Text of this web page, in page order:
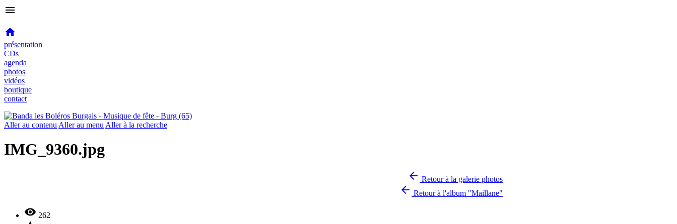
menu

présentation
CDs
agenda
photos
vidéos
boutique
contact
Aller au contenu Aller au menu Aller à la recherche
IMG_9360.jpg
 Retour à la galerie photos
 Retour à l'album "Maillane"
 262